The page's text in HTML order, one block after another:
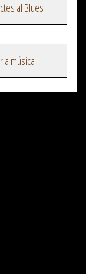
al Blues
música